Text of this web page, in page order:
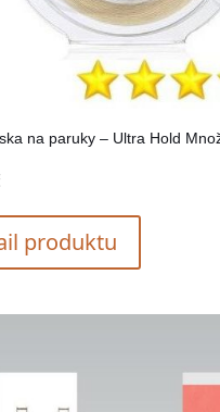
na paruky – Ultra Hold
produktu